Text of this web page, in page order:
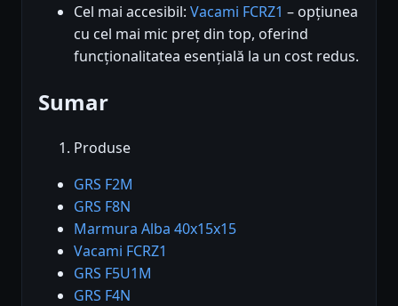
Cel mai accesibil: Vacami FCRZ1 – opțiunea
cu cel mai mic preț din top, oferind
funcționalitatea esențială la un cost redus.
Sumar
Produse
GRS F2M
GRS F8N
Marmura Alba 40x15x15
Vacami FCRZ1
GRS F5U1M
GRS F4N